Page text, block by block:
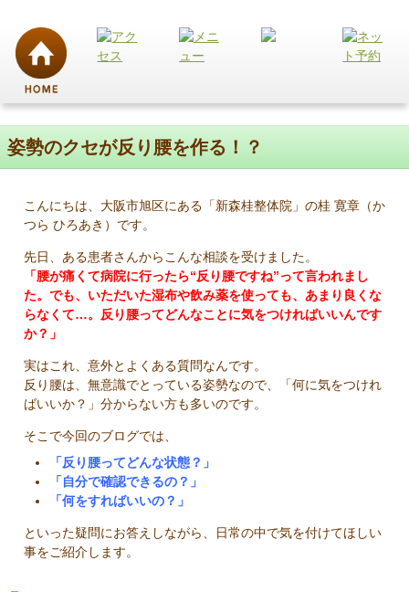
姿勢のクセが反り腰を作る！？
こんにちは、大阪市旭区にある「新森桂整体院」の桂 寛章（か
つら ひろあき）です。
先日、ある患者さんからこんな相談を受けました。
「腰が痛くて病院に行ったら“反り腰ですね”って言われまし
た。でも、いただいた湿布や飲み薬を使っても、あまり良くな
らなくて…。反り腰ってどんなことに気をつければいいんです
か？」
実はこれ、意外とよくある質問なんです。
反り腰は、無意識でとっている姿勢なので、「何に気をつけれ
ばいいか？」分からない方も多いのです。
そこで今回のブログでは、
「反り腰ってどんな状態？」
「自分で確認できるの？」
「何をすればいいの？」
といった疑問にお答えしながら、日常の中で気を付けてほしい
事をご紹介します。